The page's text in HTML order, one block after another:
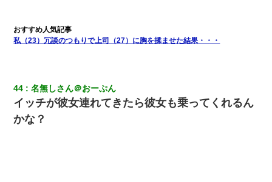
私（23）冗談のつもりで上司（27）に胸を揉ませた結果・・・
44 名無しさん＠おーぷん
イッチが彼女連れてきたら彼女も乗ってくれるん
かな？